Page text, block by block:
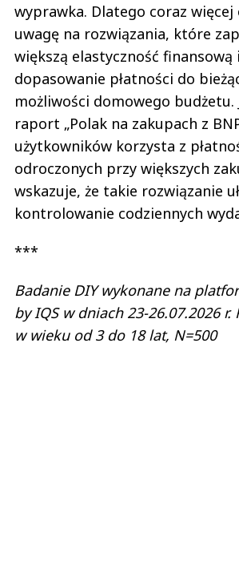
wyprawka. Dlatego coraz więcej
uwagę na rozwiązania, które
większą elastyczność finansową
dopasowanie płatności do
możliwości domowego budżetu.
raport „Polak na zakupach z
użytkowników korzysta z
odroczonych przy większych
wskazuje, że takie rozwiązanie
kontrolowanie codziennych
***
Badanie DIY wykonane na
by IQS w dniach 23-26.07.2026 r.
w wieku od 3 do 18 lat, N=500